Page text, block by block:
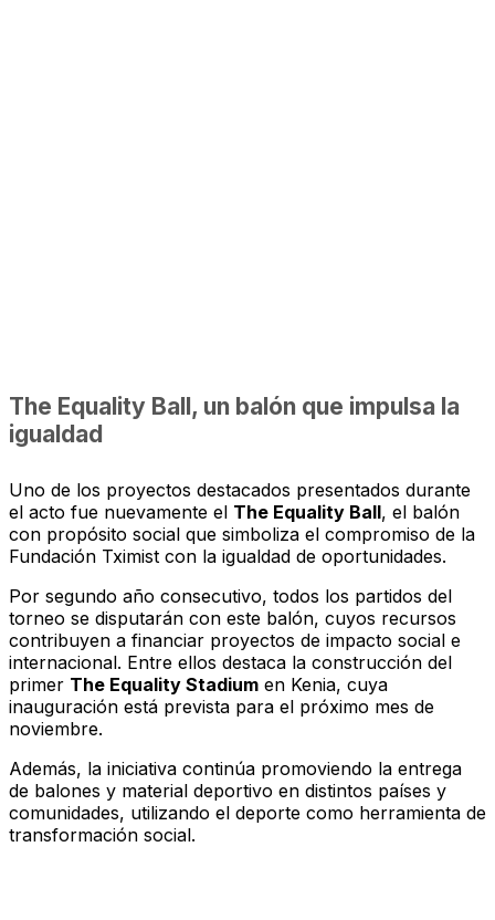
The Equality Ball, un balón que impulsa la
igualdad
Uno de los proyectos destacados presentados durante
el acto fue nuevamente el The Equality Ball, el balón
con propósito social que simboliza el compromiso de la
Fundación Tximist con la igualdad de oportunidades.
Por segundo año consecutivo, todos los partidos del
torneo se disputarán con este balón, cuyos recursos
contribuyen a financiar proyectos de impacto social e
internacional. Entre ellos destaca la construcción del
primer The Equality Stadium en Kenia, cuya
inauguración está prevista para el próximo mes de
noviembre.
Además, la iniciativa continúa promoviendo la entrega
de balones y material deportivo en distintos países y
comunidades, utilizando el deporte como herramienta de
transformación social.